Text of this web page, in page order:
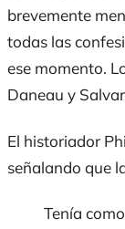
brevemente
todas las
ese momento.
Daneau y
El historiador
señalando que
Tenía